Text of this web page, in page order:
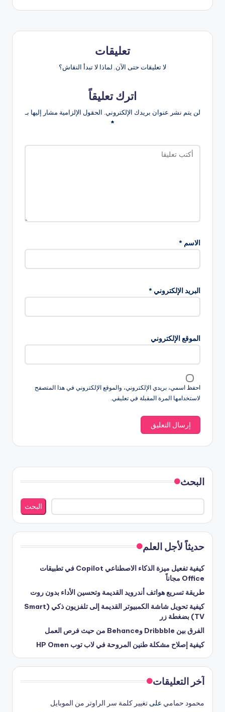
تعليقات
لا تعليقات حتى الآن. لماذا لا تبدأ النقاش؟
اترك تعليقاً
لن يتم نشر عنوان بريدك الإلكتروني. الحقول الإلزامية مشار إليها بـ
*
الاسم *
البريد الإلكتروني *
الموقع الإلكتروني
احفظ اسمي، بريدي الإلكتروني، والموقع الإلكتروني في هذا المتصفح
لاستخدامها المرة المقبلة في تعليقي.
البحث
البحث
حديثاً لأجل العلم
كيفية تفعيل ميزة الذكاء الاصطناعي Copilot في تطبيقات
Office مجاناً
طريقة تسريع هواتف أندرويد القديمة وتحسين الأداء بدون روت
كيفية تحويل شاشة الكمبيوتر القديمة إلى تلفزيون ذكي (Smart
TV) بضغطة زر
الفرق بين Dribbble وBehance من حيث فرص العمل
كيفية إصلاح مشكلة طنين المروحة في لاب توب HP Omen
آخر التعليقات
محمود حمامي على تغيير كلمة سر الراوتر من الموبايل